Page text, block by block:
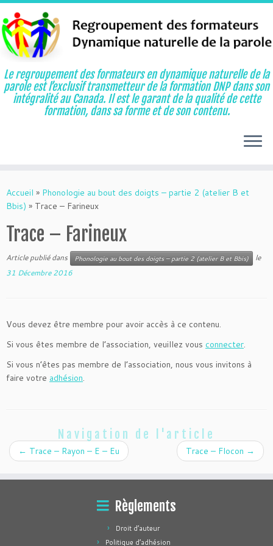
au
contenu
Le regroupement des formateurs en dynamique naturelle de la
parole est l’exclusif transmetteur de la formation DNP dans son
intégralité au Canada. Il est le garant de la qualité de cette
formation, dans sa forme et de son contenu.
Accueil » Phonologie au bout des doigts – partie 2 (atelier B et
Bbis) » Trace – Farineux
Trace – Farineux
Article publié dans Phonologie au bout des doigts – partie 2 (atelier B et Bbis)
le
31 Décembre 2016
Vous devez être membre pour avoir accès à ce contenu.
Si vous êtes membre de l’association, veuillez vous connecter.
Si vous n’êtes pas membre de l’association, nous vous invitons à
faire votre adhésion.
Navigation de l'article
← Trace – Rayon – E – Eu Trace – Flocon →
Règlements
Droit d’auteur
Politique d’adhésion